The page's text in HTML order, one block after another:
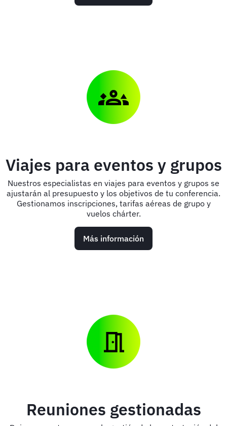
Viajes para eventos y grupos
Nuestros especialistas en viajes para eventos y grupos se
ajustarán al presupuesto y los objetivos de tu conferencia.
Gestionamos inscripciones, tarifas aéreas de grupo y
vuelos chárter.
Más información
Reuniones gestionadas